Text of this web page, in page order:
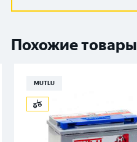
Похожие товары
MUTLU